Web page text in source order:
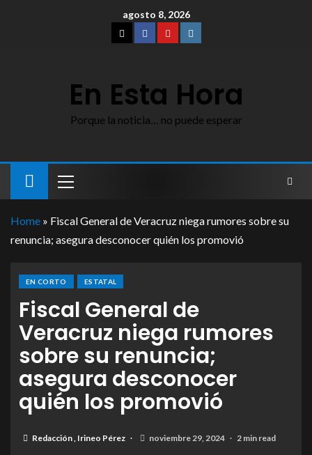
agosto 8, 2026
En Esta Hora
Porque la noticia… no puede esperar
Home » Fiscal General de Veracruz niega rumores sobre su
renuncia; asegura desconocer quién los promovió
EN CORTO ESTATAL
Fiscal General de
Veracruz niega rumores
sobre su renuncia;
asegura desconocer
quién los promovió
Redacción, Irineo Pérez noviembre 29, 2024 2 min read